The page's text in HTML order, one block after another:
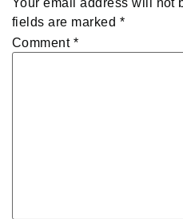
Your email address will not
fields are marked *
Comment *